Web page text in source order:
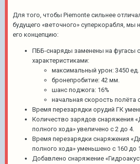
Для того, чтобы Piemonte сильнее
будущего «веточного» суперкорабля, мы
его концепцию:
ПББ-снаряды заменены на фугасы
характеристиками:
максимальный урон: 3450 ед.
бронепробитие: 42 мм.
шанс поджога: 16%
начальная скорость полёта
Время перезарядки орудий ГК
Количество зарядов снаряжения
полного хода» увеличено c 2 до 4.
Время перезарядки снаряжения
полного хода» уменьшено с 160 до
Добавлено снаряжение